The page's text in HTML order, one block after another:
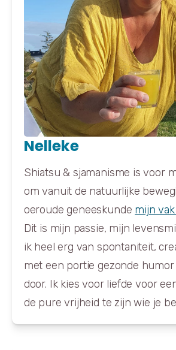
Nelleke
Shiatsu & sjamanisme is voor
om vanuit de natuurlijke
oeroude geneeskunde mijn
Dit is mijn passie, mijn
ik heel erg van spontaniteit,
met een portie gezonde humor
door. Ik kies voor liefde voor
de pure vrijheid te zijn wie je